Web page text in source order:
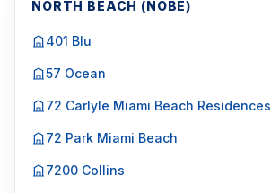
NORTH BEACH (NOBE)
401 Blu
57 Ocean
72 Carlyle Miami Beach Residences
72 Park Miami Beach
7200 Collins